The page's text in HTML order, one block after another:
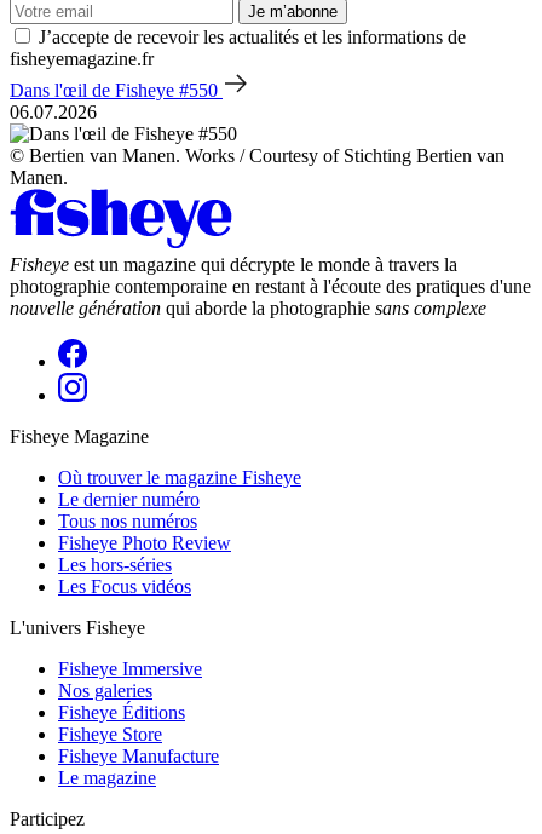
Je m’abonne
J’accepte de recevoir les actualités et les informations de
fisheyemagazine.fr
Dans l'œil de Fisheye #550
06.07.2026
© Bertien van Manen. Works / Courtesy of Stichting Bertien van
Manen.
Fisheye est un magazine qui décrypte le monde à travers la
photographie contemporaine en restant à l'écoute des pratiques d'une
nouvelle génération qui aborde la photographie sans complexe
Fisheye Magazine
Où trouver le magazine Fisheye
Le dernier numéro
Tous nos numéros
Fisheye Photo Review
Les hors-séries
Les Focus vidéos
L'univers Fisheye
Fisheye Immersive
Nos galeries
Fisheye Éditions
Fisheye Store
Fisheye Manufacture
Le magazine
Participez